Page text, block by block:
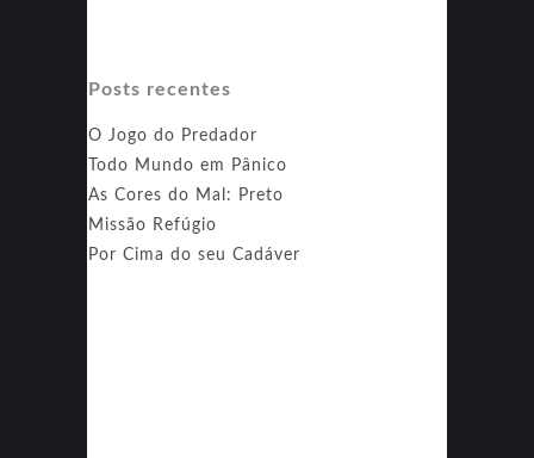
Posts recentes
O Jogo do Predador
Todo Mundo em Pânico
As Cores do Mal: Preto
Missão Refúgio
Por Cima do seu Cadáver